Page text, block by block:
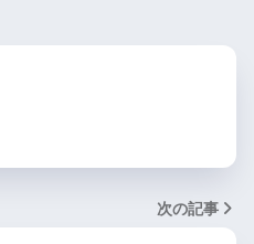
次の記事